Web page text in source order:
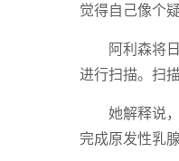
觉得自己像个
阿利森将
进行扫描。扫
她解释说
完成原发性乳